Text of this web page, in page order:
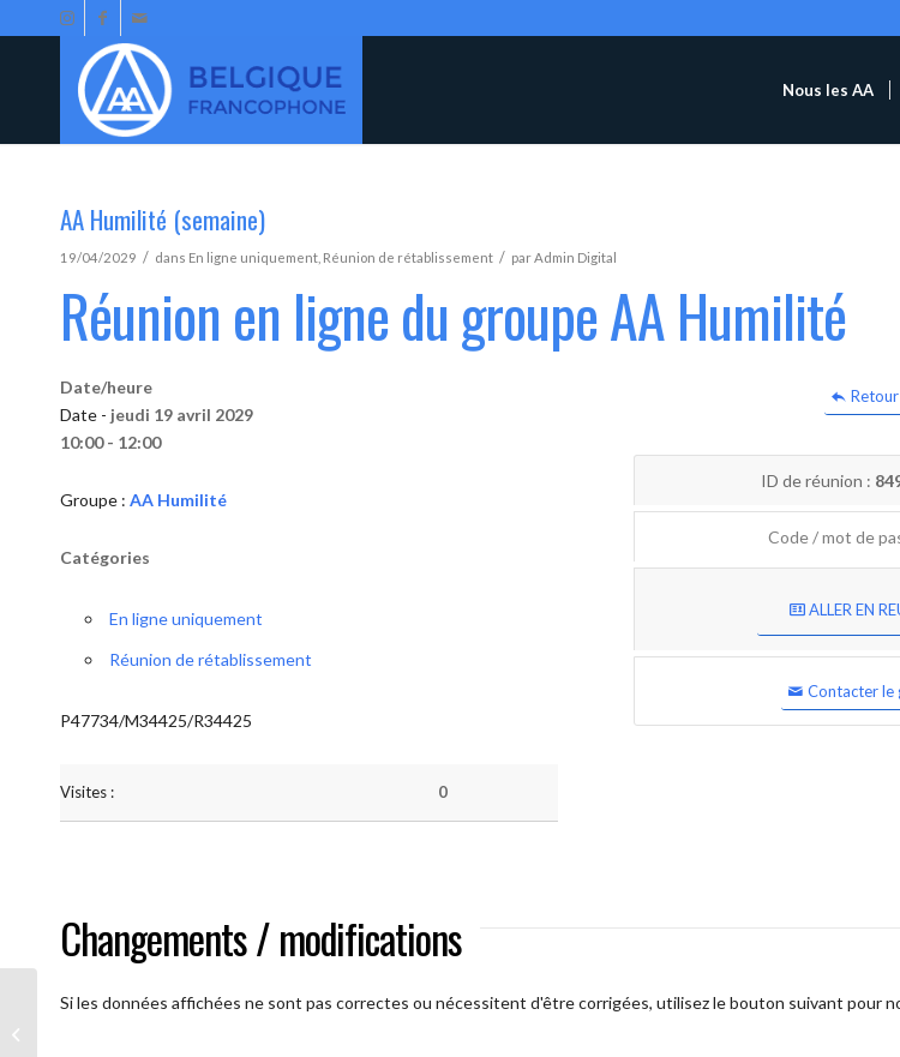
Nous les AA
AA Humilité (semaine)
19/04/2029 / dans En ligne uniquement Réunion de rétablissement / parAdmin Digital
Réunion en ligne du groupe AA Humilité
Date/heure
Date - jeudi 19 avril 2029
10:00 - 12:00
Groupe : AA Humilité
Catégories
En ligne uniquement
Réunion de rétablissement
P47734/M34425/R34425
Visites : 0
ID de réunion :
Code / mot de
ALLER EN
Contacter le
Changements / modifications
Si les données affichées ne sont pas correctes ou nécessitent d'être corrigées, utilisez le bouton suivant pour